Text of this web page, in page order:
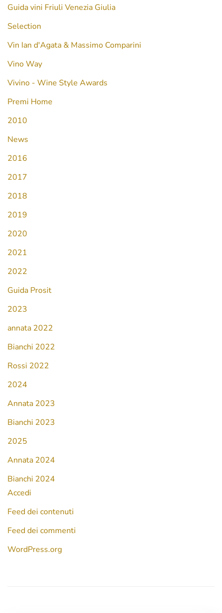
Guida vini Friuli Venezia Giulia
Selection
Vin Ian d'Agata & Massimo Comparini
Vino Way
Vivino - Wine Style Awards
Premi Home
2010
News
2016
2017
2018
2019
2020
2021
2022
Guida Prosit
2023
annata 2022
Bianchi 2022
Rossi 2022
2024
Annata 2023
Bianchi 2023
2025
Annata 2024
Bianchi 2024
Accedi
Feed dei contenuti
Feed dei commenti
WordPress.org